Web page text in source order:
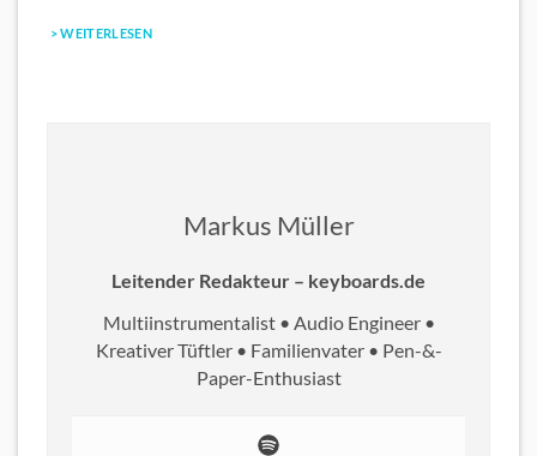
> WEITERLESEN
Markus Müller
Leitender Redakteur – keyboards.de
Multiinstrumentalist • Audio Engineer •
Kreativer Tüftler • Familienvater • Pen-&-
Paper-Enthusiast